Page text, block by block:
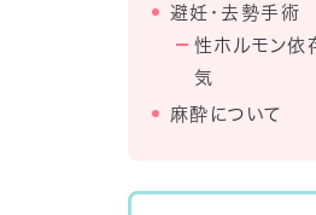
避妊・去勢手術
性ホルモン依
気
麻酔について